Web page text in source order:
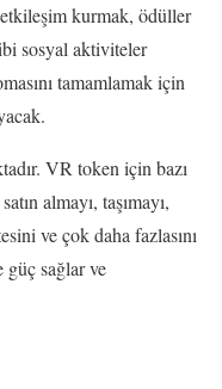
kurmak, ödüller
sosyal aktiviteler
tamamlamak için
VR token için bazı
almayı, taşımayı,
ve çok daha fazlasını
güç sağlar ve